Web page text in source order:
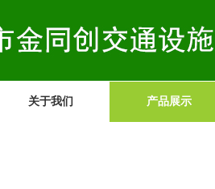
关于我们 产品展示